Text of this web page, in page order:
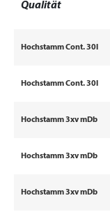
Qualität
Hochstamm Cont. 30l
Hochstamm Cont. 30l
Hochstamm 3xv mDb
Hochstamm 3xv mDb
Hochstamm 3xv mDb